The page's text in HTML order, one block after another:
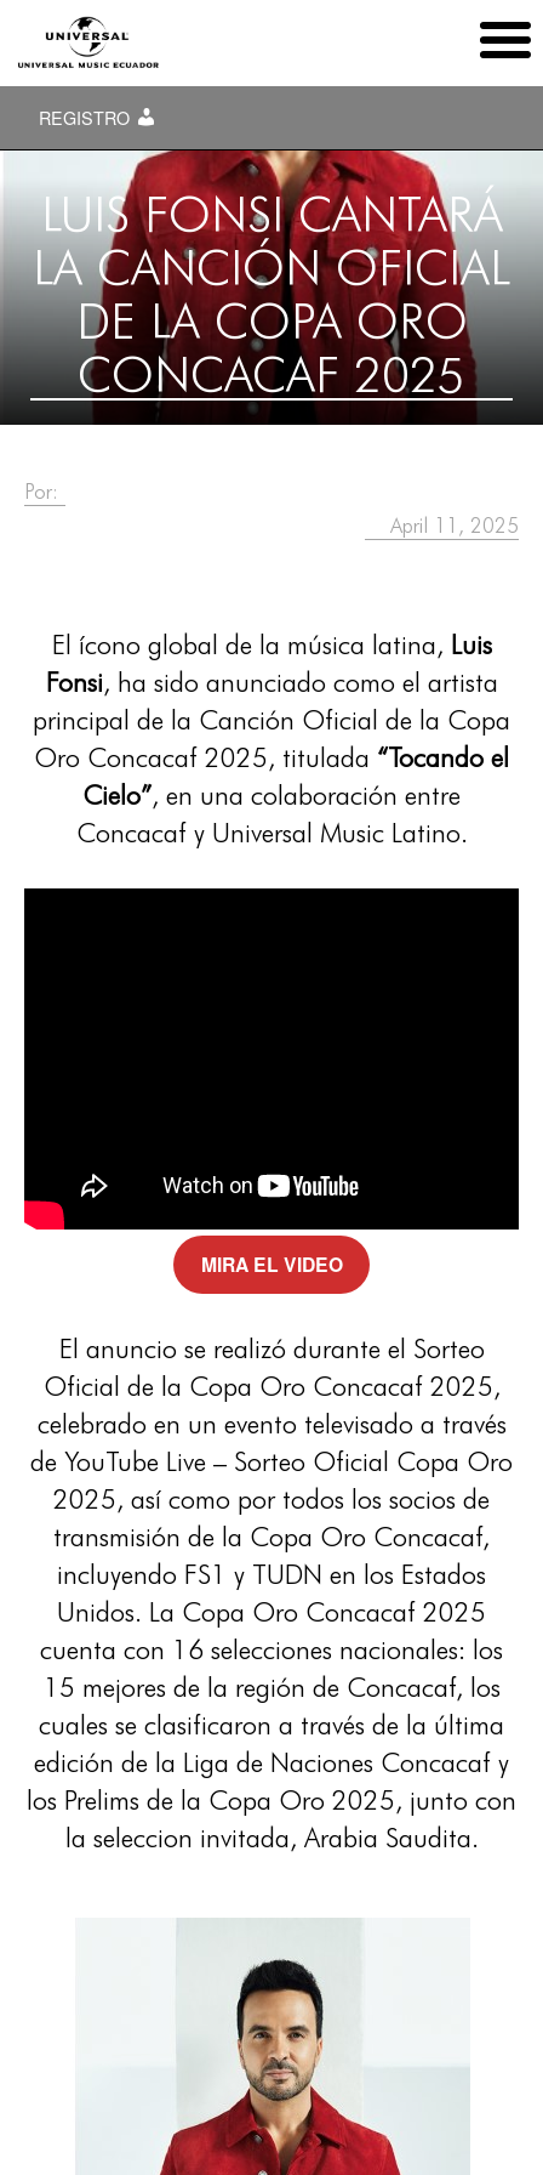
REGISTRO
LUIS FONSI CANTARÁ
LA CANCIÓN OFICIAL
DE LA COPA ORO
CONCACAF 2025
Por:
April 11, 2025
El ícono global de la música latina, Luis
Fonsi, ha sido anunciado como el artista
principal de la Canción Oficial de la Copa
Oro Concacaf 2025, titulada “Tocando el
Cielo”, en una colaboración entre
Concacaf y Universal Music Latino.
MIRA EL VIDEO
El anuncio se realizó durante el Sorteo
Oficial de la Copa Oro Concacaf 2025,
celebrado en un evento televisado a través
de YouTube Live – Sorteo Oficial Copa Oro
2025, así como por todos los socios de
transmisión de la Copa Oro Concacaf,
incluyendo FS1 y TUDN en los Estados
Unidos. La Copa Oro Concacaf 2025
cuenta con 16 selecciones nacionales: los
15 mejores de la región de Concacaf, los
cuales se clasificaron a través de la última
edición de la Liga de Naciones Concacaf y
los Prelims de la Copa Oro 2025, junto con
la seleccion invitada, Arabia Saudita.